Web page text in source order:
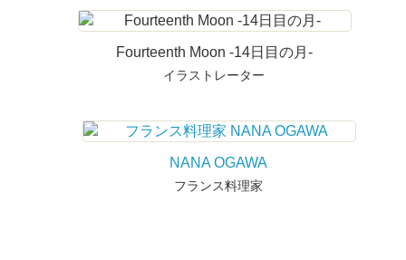
Fourteenth Moon -14日目の月-
イラストレーター
NANA OGAWA
フランス料理家